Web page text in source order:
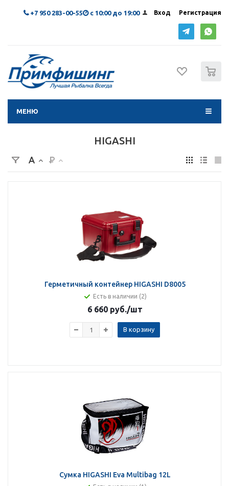
Вход Регистрация
+7 950 283-00-55 с 10:00 до 19:00
МЕНЮ
HIGASHI
Герметичный контейнер HIGASHI D8005
Есть в наличии (2)
6 660 руб./шт
В корзину
Сумка HIGASHI Eva Multibag 12L